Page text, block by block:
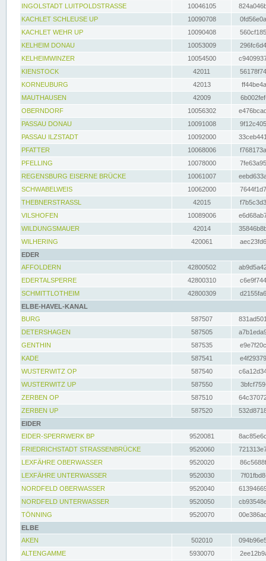
INGOLSTADT LUITPOLDSTRASSE
10046105
KACHLET SCHLEUSE UP
10090708
KACHLET WEHR UP
10090408
KELHEIM DONAU
10053009
KELHEIMWINZER
10054500
KIENSTOCK
42011
KORNEUBURG
42013
MAUTHAUSEN
42009
OBERNDORF
10056302
PASSAU DONAU
10091008
PASSAU ILZSTADT
10092000
PFATTER
10068006
PFELLING
10078000
REGENSBURG EISERNE BRÜCKE
10061007
SCHWABELWEIS
10062000
THEBNERSTRASSL
42015
VILSHOFEN
10089006
WILDUNGSMAUER
42014
WILHERING
420061
EDER
AFFOLDERN
42800502
EDERTALSPERRE
42800310
SCHMITTLOTHEIM
42800309
ELBE-HAVEL-KANAL
BURG
587507
DETERSHAGEN
587505
GENTHIN
587535
KADE
587541
WUSTERWITZ OP
587540
WUSTERWITZ UP
587550
ZERBEN OP
587510
ZERBEN UP
587520
EIDER
EIDER-SPERRWERK BP
9520081
FRIEDRICHSTADT STRASSENBRÜCKE
9520060
LEXFÄHRE OBERWASSER
9520020
LEXFÄHRE UNTERWASSER
9520030
NORDFELD OBERWASSER
9520040
NORDFELD UNTERWASSER
9520050
TÖNNING
9520070
ELBE
AKEN
502010
ALTENGAMME
5930070